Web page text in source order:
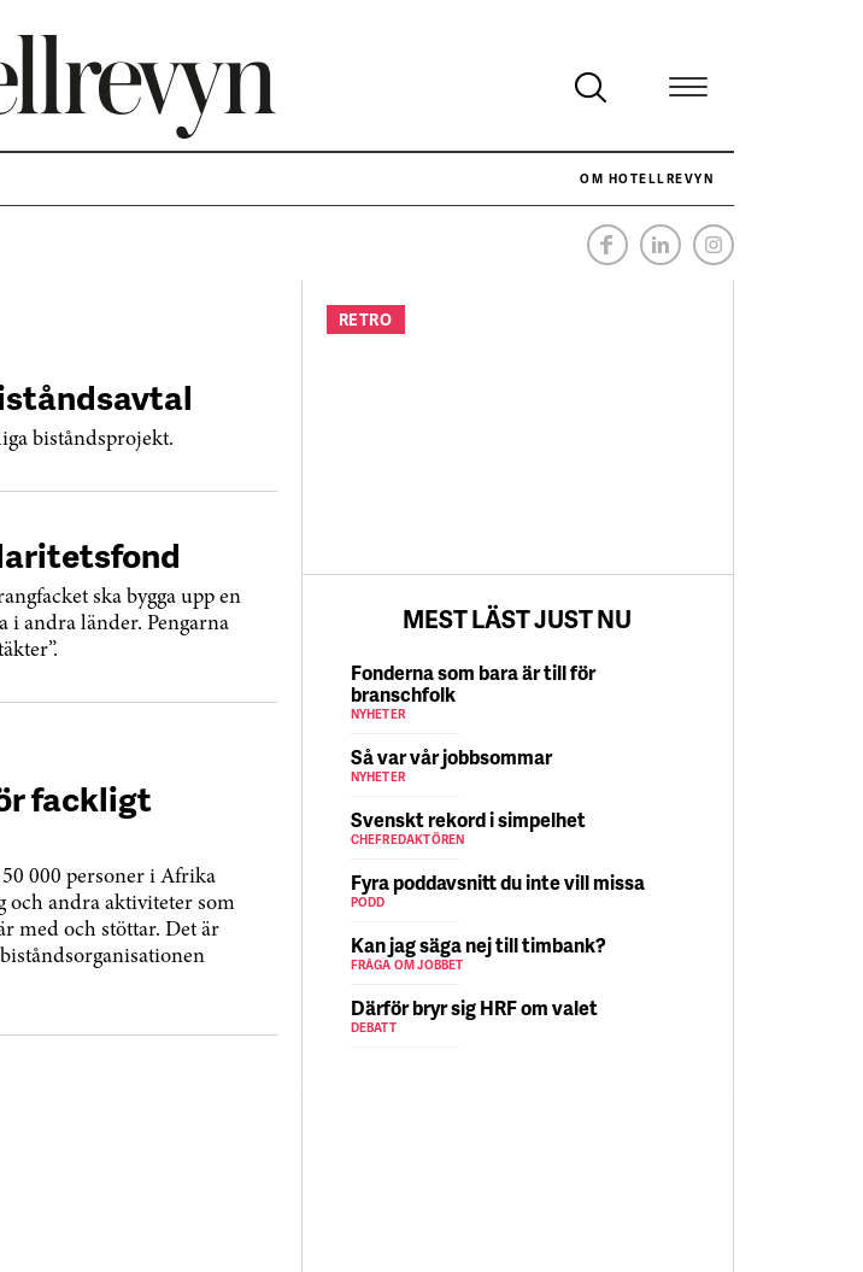
OM HOTELLREVYN
NÄR HOTELLREVYN SLOG SVENSKT REKORD I SIMPELHET
biståndsprojekt.
ska bygga upp en
andra länder. Pengarna
fackligt
000 personer i Afrika
och andra aktiviteter som
med och stöttar. Det är
RETRO
MEST LÄST JUST NU
Fonderna som bara är till för
branschfolk
NYHETER
Så var vår jobbsommar
NYHETER
Svenskt rekord i simpelhet
CHEFREDAKTÖREN
Fyra poddavsnitt du inte vill missa
PODD
Kan jag säga nej till timbank?
FRÅGA OM JOBBET
Därför bryr sig HRF om valet
DEBATT